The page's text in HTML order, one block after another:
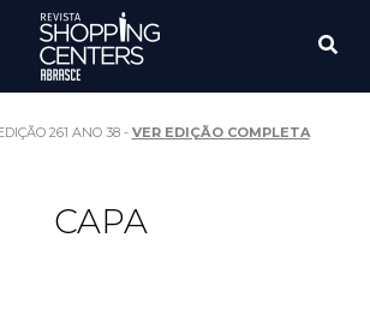
261 ANO 38 - VER EDIÇÃO COMPLETA
CAPA